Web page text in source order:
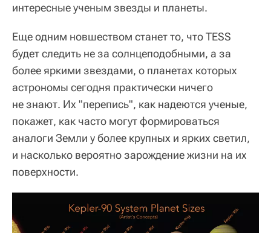
интересные ученым звезды и планеты.
Еще одним новшеством станет то, что TESS
будет следить не за солнцеподобными, а за
более яркими звездами, о планетах которых
астрономы сегодня практически ничего
не знают. Их "перепись", как надеются ученые,
покажет, как часто могут формироваться
аналоги Земли у более крупных и ярких светил,
и насколько вероятно зарождение жизни на их
поверхности.